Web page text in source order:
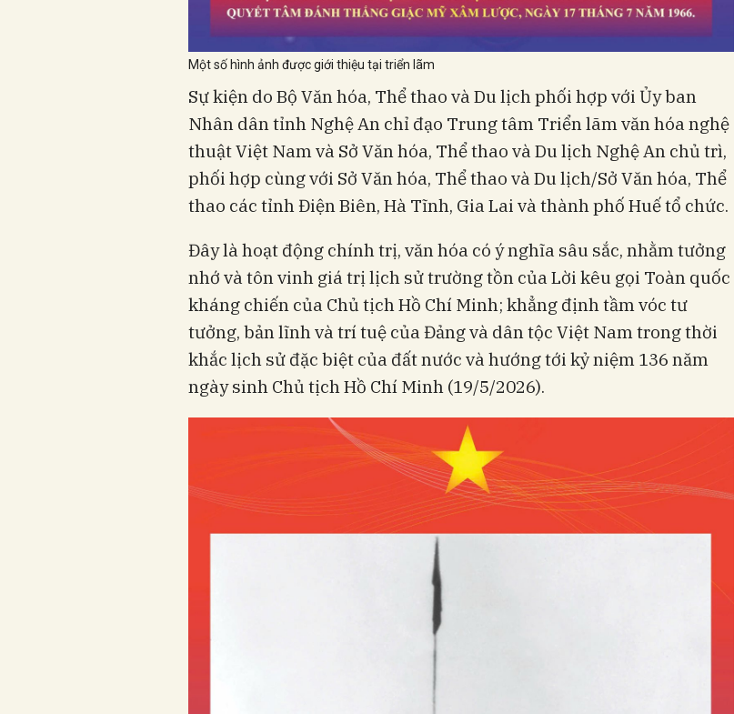
Một số hình ảnh được giới thiệu tại triển lãm
Sự kiện do Bộ Văn hóa, Thể thao và Du lịch phối hợp với Ủy ban
Nhân dân tỉnh Nghệ An chỉ đạo Trung tâm Triển lãm văn hóa nghệ
thuật Việt Nam và Sở Văn hóa, Thể thao và Du lịch Nghệ An chủ trì,
phối hợp cùng với Sở Văn hóa, Thể thao và Du lịch/Sở Văn hóa, Thể
thao các tỉnh Điện Biên, Hà Tĩnh, Gia Lai và thành phố Huế tổ chức.
Đây là hoạt động chính trị, văn hóa có ý nghĩa sâu sắc, nhằm tưởng
nhớ và tôn vinh giá trị lịch sử trường tồn của Lời kêu gọi Toàn quốc
kháng chiến của Chủ tịch Hồ Chí Minh; khẳng định tầm vóc tư
tưởng, bản lĩnh và trí tuệ của Đảng và dân tộc Việt Nam trong thời
khắc lịch sử đặc biệt của đất nước và hướng tới kỷ niệm 136 năm
ngày sinh Chủ tịch Hồ Chí Minh (19/5/2026).